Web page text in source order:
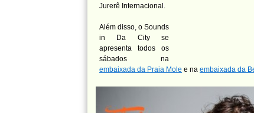
Jurerê Internacional.
Além disso, o Sounds
in Da City se
apresenta todos os
sábados na
embaixada da Praia Mole e na embaixada da